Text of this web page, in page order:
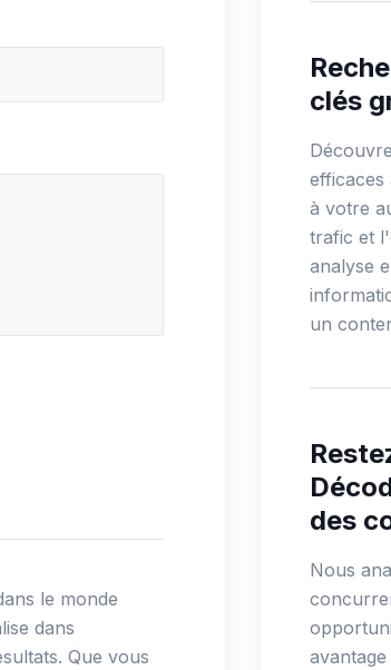
le monde
dans
Que vous
clés
efficaces
à votre
trafic et
analyse
un
des
Nous